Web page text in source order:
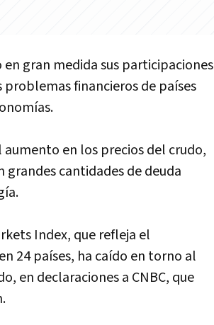
gran medida sus participaciones
financieros de países
en los precios del crudo,
grandes cantidades de deuda
Index, que refleja el
24 países, ha caído en torno al
en declaraciones a CNBC, que